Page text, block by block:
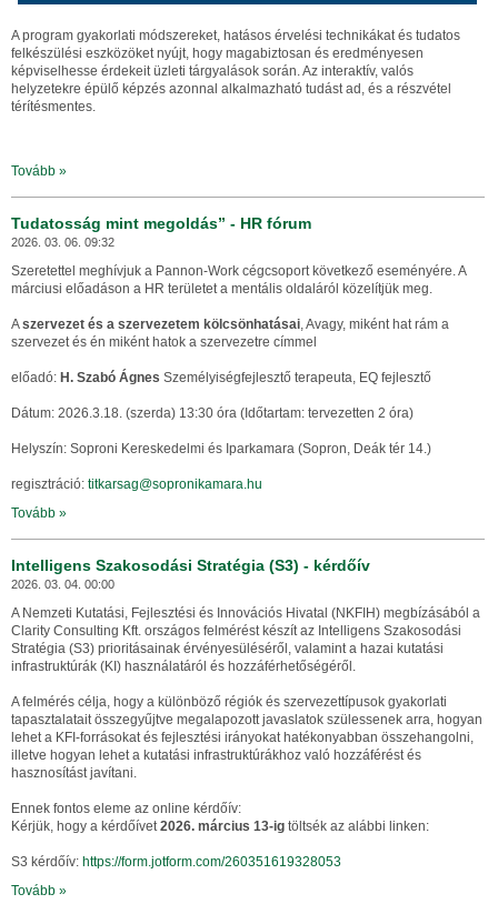
A program gyakorlati módszereket, hatásos érvelési technikákat és tudatos
felkészülési eszközöket nyújt, hogy magabiztosan és eredményesen
képviselhesse érdekeit üzleti tárgyalások során. Az interaktív, valós
helyzetekre épülő képzés azonnal alkalmazható tudást ad, és a részvétel
térítésmentes.
Tovább »
Tudatosság mint megoldás” - HR fórum
2026. 03. 06. 09:32
Szeretettel meghívjuk a Pannon-Work cégcsoport következő eseményére. A
márciusi előadáson a HR területet a mentális oldaláról közelítjük meg.
Aszervezet és a szervezetem kölcsönhatásai, Avagy, miként hat rám a
szervezet és én miként hatok a szervezetre címmel
előadó: H. Szabó Ágnes Személyiségfejlesztő terapeuta, EQ fejlesztő
Dátum: 2026.3.18. (szerda) 13:30 óra (Időtartam: tervezetten 2 óra)
Helyszín: Soproni Kereskedelmi és Iparkamara (Sopron, Deák tér 14.)
regisztráció: titkarsag@sopronikamara.hu
Tovább »
Intelligens Szakosodási Stratégia (S3) - kérdőív
2026. 03. 04. 00:00
A Nemzeti Kutatási, Fejlesztési és Innovációs Hivatal (NKFIH) megbízásából a
Clarity Consulting Kft. országos felmérést készít az Intelligens Szakosodási
Stratégia (S3) prioritásainak érvényesüléséről, valamint a hazai kutatási
infrastruktúrák (KI) használatáról és hozzáférhetőségéről.
A felmérés célja, hogy a különböző régiók és szervezettípusok gyakorlati
tapasztalatait összegyűjtve megalapozott javaslatok szülessenek arra, hogyan
lehet a KFI-forrásokat és fejlesztési irányokat hatékonyabban összehangolni,
illetve hogyan lehet a kutatási infrastruktúrákhoz való hozzáférést és
hasznosítást javítani.
Ennek fontos eleme az online kérdőív:
Kérjük, hogy a kérdőívet2026. március 13-ig töltsék az alábbi linken:
S3 kérdőív: https://form.jotform.com/260351619328053
Tovább »